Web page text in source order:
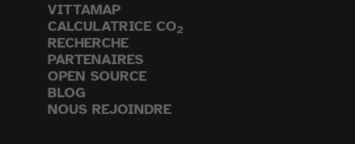
VITTAMAP
CALCULATRICE CO2
RECHERCHE
PARTENAIRES
OPEN SOURCE
BLOG
NOUS REJOINDRE